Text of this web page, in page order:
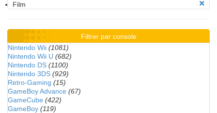
Film
Filtrer par console
Nintendo Wii (1081)
Nintendo Wii U (682)
Nintendo DS (1100)
Nintendo 3DS (929)
Retro-Gaming (15)
GameBoy Advance (67)
GameCube (422)
GameBoy (119)